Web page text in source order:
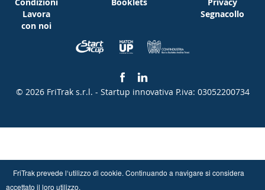
Lavora
con noi
Segnacollo
© 2026 FriTrak s.r.l. - Startup innovativa P.iva: 03052200734
FriTrak prevede l‘utilizzo di cookie. Continuando a navigare si considera
accettato il loro utilizzo.